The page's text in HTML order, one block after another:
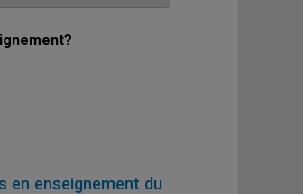
en enseignement du